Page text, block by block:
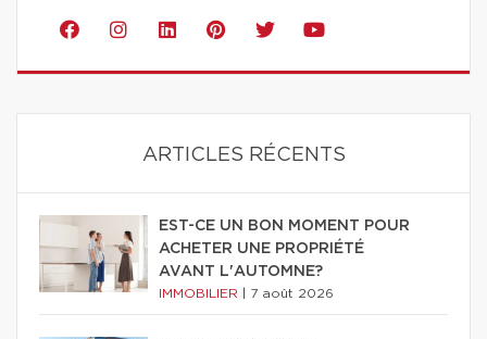
ARTICLES RÉCENTS
EST-CE UN BON MOMENT POUR
ACHETER UNE PROPRIÉTÉ
AVANT L'AUTOMNE?
IMMOBILIER 7 août 2026